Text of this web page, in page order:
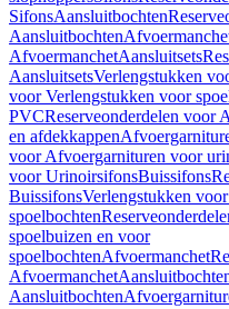
SifonsAansluitbochten
Aansluitbochten
AfvoermanchetAansluitsets
AansluitsetsVerlengstukken
voor Verlengstukken voor
PVCReserveonderdelen voor
en afdekkappen
voor Afvoergarnituren voor
voor UrinoirsifonsBuissifons
BuissifonsVerlengstukken
spoelbochten
spoelbuizen en voor
spoelbochtenAfvoermanchet
Afvoermanchet
Aansluitbochten